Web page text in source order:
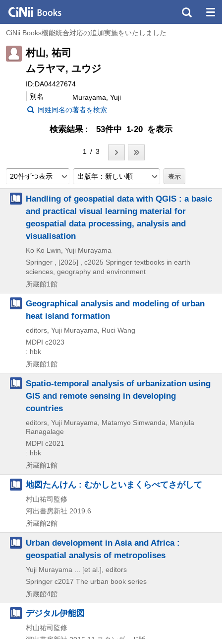
CiNii Books機能統合対応の追加実施をいたしました
村山, 祐司
ムラヤマ, ユウジ
ID:DA04427674
別名
Murayama, Yuji
同姓同名の著者を検索
検索結果 53件中 1-20 を表示
1 / 3
20件ずつ表示 出版年：新しい順
Handling of geospatial data with QGIS : a basic
and practical visual learning material for
geospatial data processing, analysis and
visualisation
Ko Ko Lwin, Yuji Murayama
Springer , [2025] , c2025 Springer textbooks in earth
sciences, geography and environment
所蔵館1館
Geographical analysis and modeling of urban
heat island formation
editors, Yuji Murayama, Ruci Wang
MDPI c2023
: hbk
所蔵館1館
Spatio-temporal analysis of urbanization using
GIS and remote sensing in developing
countries
editors, Yuji Murayama, Matamyo Simwanda, Manjula
Ranagalage
MDPI c2021
: hbk
所蔵館1館
地図たんけん : むかしといまくらべてさがして
村山祐司監修
河出書房新社 2019.6
所蔵館2館
Urban development in Asia and Africa :
geospatial analysis of metropolises
Yuji Murayama ... [et al.], editors
Springer c2017 The urban book series
所蔵館4館
デジタル伊能図
村山祐司監修